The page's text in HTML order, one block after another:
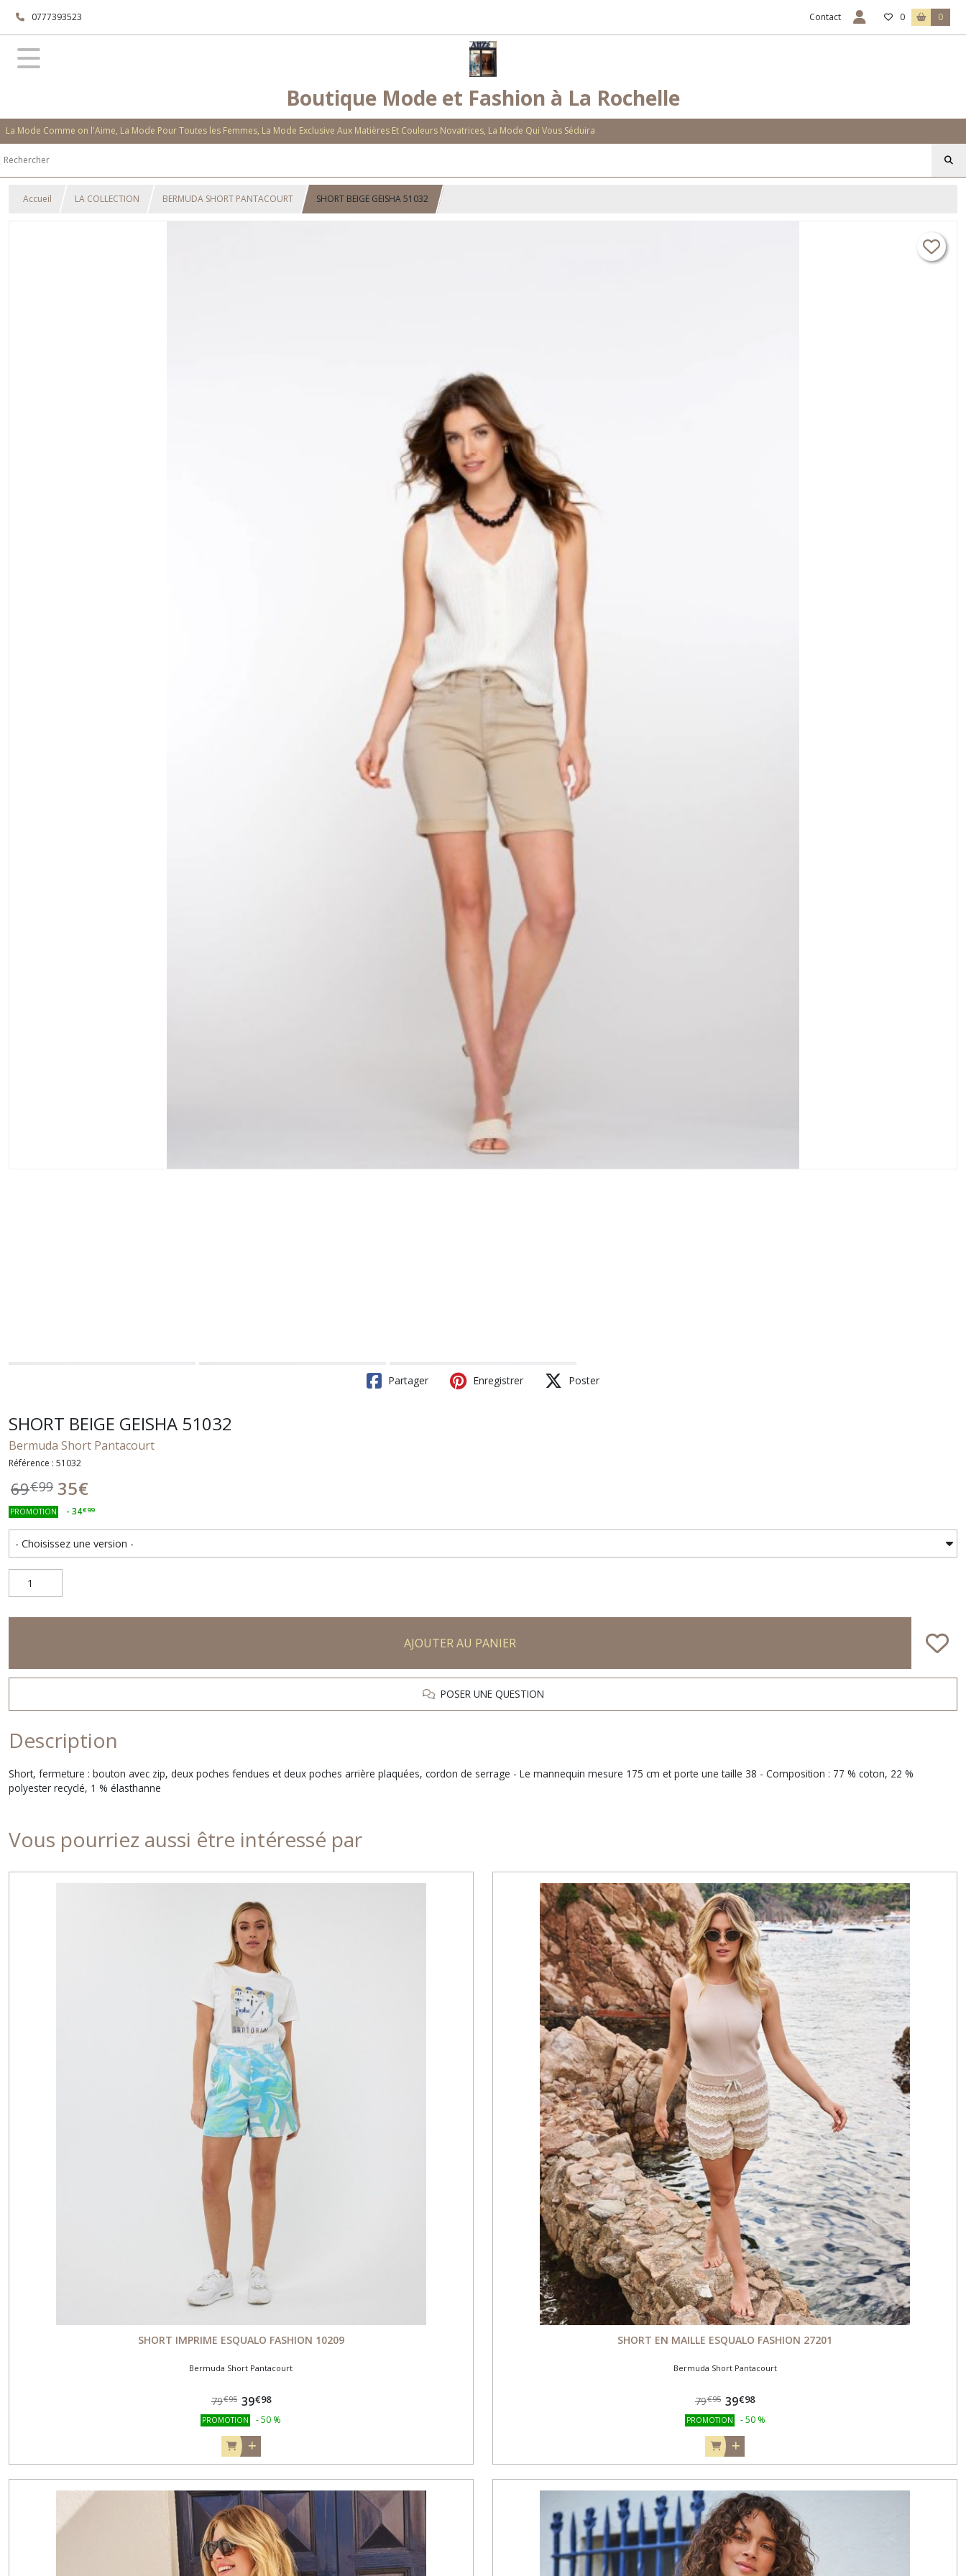
0777393523 Contact 0 0
Boutique Mode et Fashion à La Rochelle
La Mode Comme on l'Aime, La Mode Pour Toutes les Femmes, La Mode Exclusive Aux Matières Et Couleurs Novatrices, La Mode Qui Vous Séduira
Accueil LA COLLECTION BERMUDA SHORT PANTACOURT SHORT BEIGE GEISHA 51032
Partager Enregistrer Poster
SHORT BEIGE GEISHA 51032
Bermuda Short Pantacourt
Référence : 51032
69€99 35€
PROMOTION - 34€99
AJOUTER AU PANIER
POSER UNE QUESTION
Description
Short, fermeture : bouton avec zip, deux poches fendues et deux poches arrière plaquées, cordon de serrage - Le mannequin mesure 175 cm et porte une taille 38 - Composition : 77 % coton, 22 %
polyester recyclé, 1 % élasthanne
Vous pourriez aussi être intéressé par
SHORT IMPRIME ESQUALO FASHION 10209
Bermuda Short Pantacourt
79€95 39€98
PROMOTION -50 %
SHORT EN MAILLE ESQUALO FASHION 27201
Bermuda Short Pantacourt
79€95 39€98
PROMOTION - 50 %